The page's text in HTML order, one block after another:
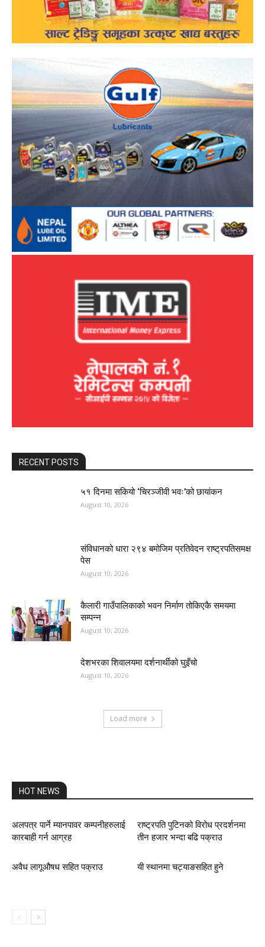
RECENT POSTS
५१ दिनमा सकियो ‘चिरञ्जीवी भवः’को छायांकन
August 10, 2026
संविधानको धारा २९४ बमोजिम प्रतिवेदन राष्ट्रपतिसमक्ष
पेस
August 10, 2026
कैलारी गाउँपालिकाको भवन निर्माण तोकिएकै समयमा
सम्पन्न
August 10, 2026
देशभरका शिवालयमा दर्शनार्थीको घुइँचो
August 10, 2026
Load more
HOT NEWS
अलपत्र पार्ने म्यानपावर कम्पनीहरुलाई
कारबाही गर्न आग्रह
राष्ट्रपति पुटिनको विरोध प्रदर्शनमा
तीन हजार भन्दा बढि पक्राउ
अवैध लागूऔषध सहित पक्राउ यी स्थानमा चट्याङसहित हुने